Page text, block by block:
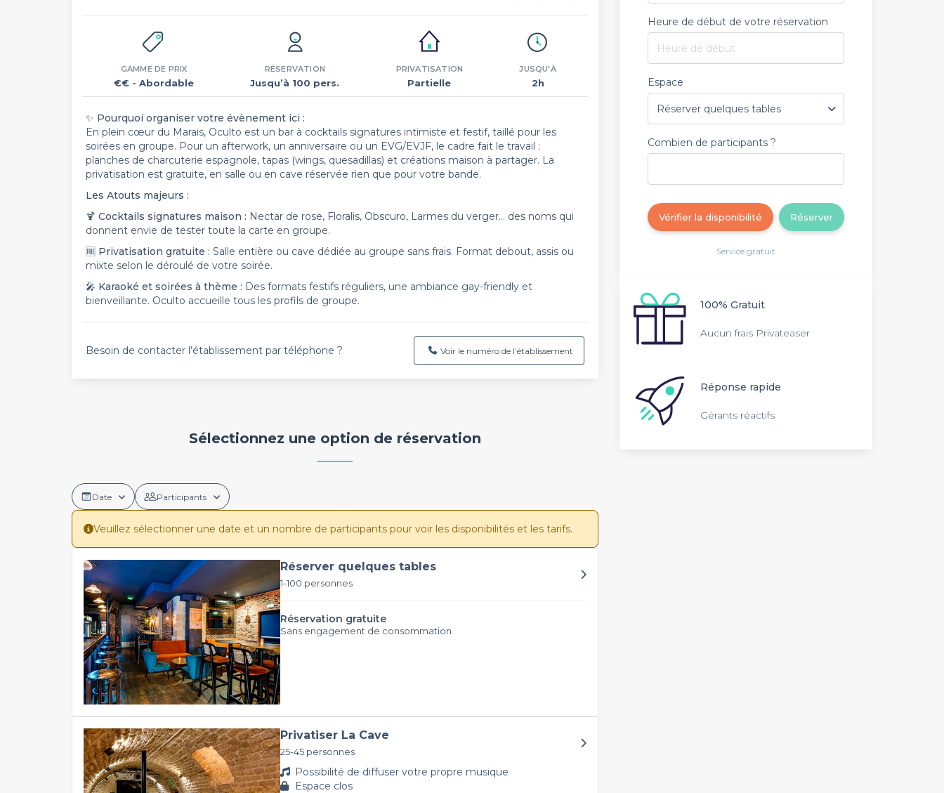
GAMME DE PRIX
€€ - Abordable
RÉSERVATION
Jusqu’à 100 pers.
PRIVATISATION
Partielle
JUSQU'À
2h
✨ Pourquoi organiser votre évènement ici :
En plein cœur du Marais, Oculto est un bar à cocktails signatures intimiste et festif, taillé pour les
soirées en groupe. Pour un afterwork, un anniversaire ou un EVG/EVJF, le cadre fait le travail :
planches de charcuterie espagnole, tapas (wings, quesadillas) et créations maison à partager. La
privatisation est gratuite, en salle ou en cave réservée rien que pour votre bande.
Les Atouts majeurs :
🍹 Cocktails signatures maison : Nectar de rose, Floralis, Obscuro, Larmes du verger… des noms qui
donnent envie de tester toute la carte en groupe.
🆓 Privatisation gratuite : Salle entière ou cave dédiée au groupe sans frais. Format debout, assis ou
mixte selon le déroulé de votre soirée.
🎤 Karaoké et soirées à thème : Des formats festifs réguliers, une ambiance gay-friendly et
bienveillante. Oculto accueille tous les profils de groupe.
Besoin de contacter l’établissement par téléphone ? Voir le numéro de l’établissement
Sélectionnez une option de réservation
Date Participants
Veuillez sélectionner une date et un nombre de participants pour voir les disponibilités et les tarifs.
Réserver quelques tables
1-100 personnes
Réservation gratuite
Sans engagement de consommation
Privatiser La Cave
25-45 personnes
Possibilité de diffuser votre propre musique
Espace clos
Heure de début de votre réservation
Heure de début
Espace
Combien de participants ?
Réserver
Vérifier la disponibilité
Service gratuit
100% Gratuit
Aucun frais Privateaser
Réponse rapide
Gérants réactifs